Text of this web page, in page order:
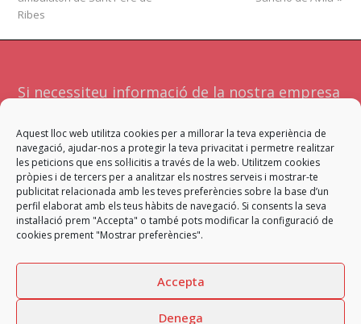
Aquest lloc web utilitza cookies per a millorar la teva experiència de
navegació, ajudar-nos a protegir la teva privacitat i permetre realitzar
les peticions que ens sol·licitis a través de la web. Utilitzem cookies
pròpies i de tercers per a analitzar els nostres serveis i mostrar-te
publicitat relacionada amb les teves preferències sobre la base d’un
perfil elaborat amb els teus hàbits de navegació. Si consents la seva
instal·lació prem "Accepta" o també pots modificar la configuració de
cookies prement "Mostrar preferències".
Accepta
Denega
Ribes
Si necessiteu informació de la nostra empresa
nosaltres. Atendrà la vostra sol·licitud l'equip
més adient per a facilitar-vos una resposta
satisfactòria.
Contacta